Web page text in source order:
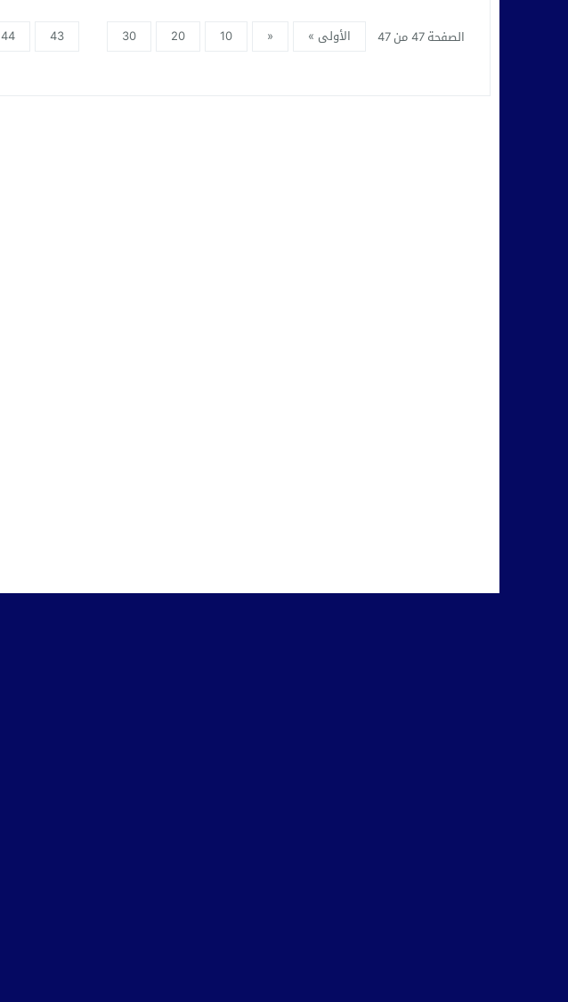
الصفحة 47 من 47 الأولى » «
10
20
30
43
44